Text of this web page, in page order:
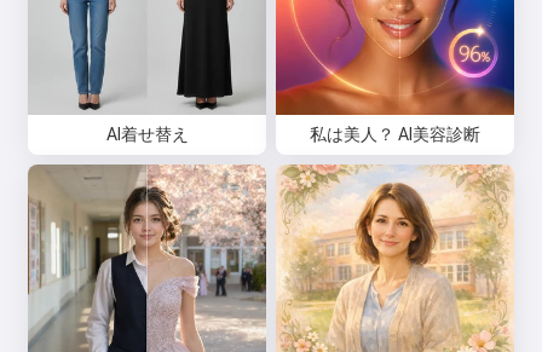
AI着せ替え 私は美人？ AI美容診断